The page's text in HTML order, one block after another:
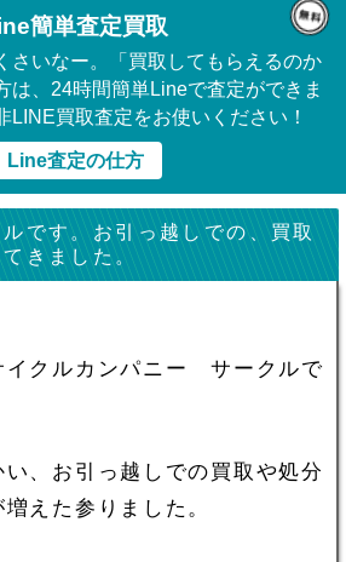
簡単査定買取
さいなー。「買取してもらえるのか
は、24時間簡単Lineで査定ができま
LINE買取査定をお使いください！
Line査定の仕方
です。お引っ越しでの、買取
きました。
イクルカンパニー サークルで
、お引っ越しでの買取や処分
えた参りました。